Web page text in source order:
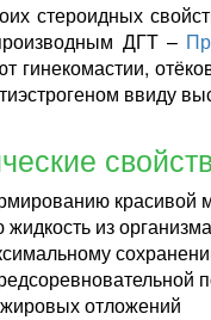
стероидных
ДГТ –
гинекомастии,
ввиду
из организма
отложений